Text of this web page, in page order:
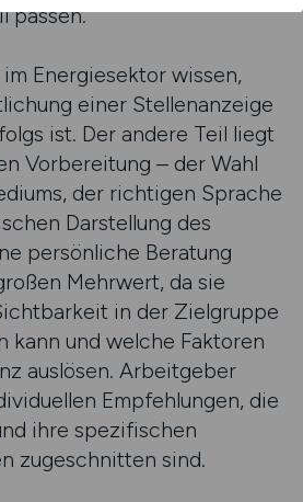
passen.
Energiesektor wissen,
einer Stellenanzeige
ist. Der andere Teil liegt
Vorbereitung – der Wahl
der richtigen Sprache
Darstellung des
persönliche Beratung
Mehrwert, da sie
in der Zielgruppe
kann und welche Faktoren
auslösen. Arbeitgeber
Empfehlungen, die
ihre spezifischen
zugeschnitten sind.